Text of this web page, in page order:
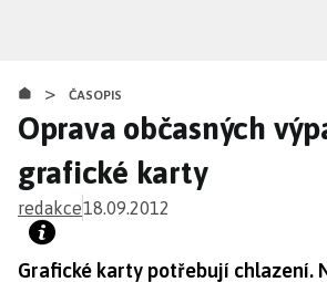
obsahu
> ČASOPIS
Oprava občasných
grafické karty
redakce18.09.2012
Grafické karty potřebují chlazení.